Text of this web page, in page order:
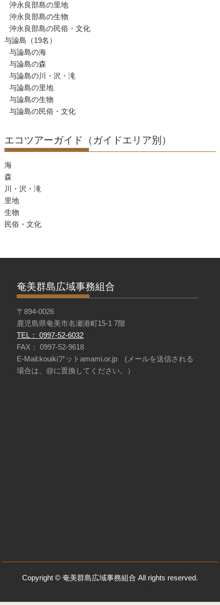
沖永良部島の里地
沖永良部島の生物
沖永良部島の民俗・文化
与論島（19名）
与論島の海
与論島の森
与論島の川・沢・滝
与論島の里地
与論島の生物
与論島の民俗・文化
エコツアーガイド（ガイドエリア別）
海
森
川・沢・滝
里地
生物
民俗・文化
奄美群島広域事務組合
〒894-0026
鹿児島県奄美市名瀬港町15-1 7階
TEL： 0997-52-6032
FAX： 0997-52-9618
E-Mail:kouikiアットamami.or.jp (メールを送信される
場合は、@に置換してください。）
Copyright © 奄美群島広域事務組合 All rights reserved.